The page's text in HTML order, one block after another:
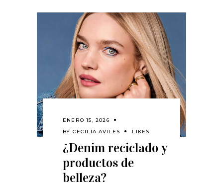
ENERO 15, 2026
BY CECILIA AVILES LIKES
¿Denim reciclado y
productos de
belleza?